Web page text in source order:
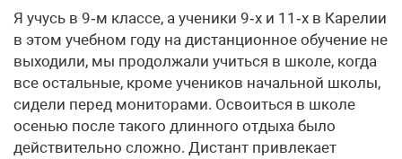
Я учусь в 9‑м классе, а ученики 9‑х и 11‑х в Карелии
в этом учебном году на дистанционное обучение не
выходили, мы продолжали учиться в школе, когда
все остальные, кроме учеников начальной школы,
сидели перед мониторами. Освоиться в школе
осенью после такого длинного отдыха было
действительно сложно. Дистант привлекает